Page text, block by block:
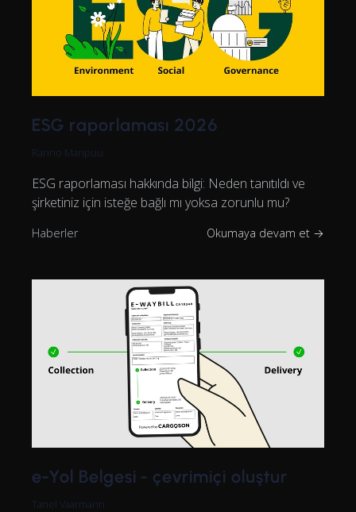
ESG raporlaması 2026
Ranno Maripuu
ESG raporlaması hakkında bilgi: Neden tanıtıldı ve
şirketiniz için isteğe bağlı mı yoksa zorunlu mu?
Haberler Okumaya devam et →
e-Yol Belgesi - çevrimiçi oluştur
Tanel Vaarmann